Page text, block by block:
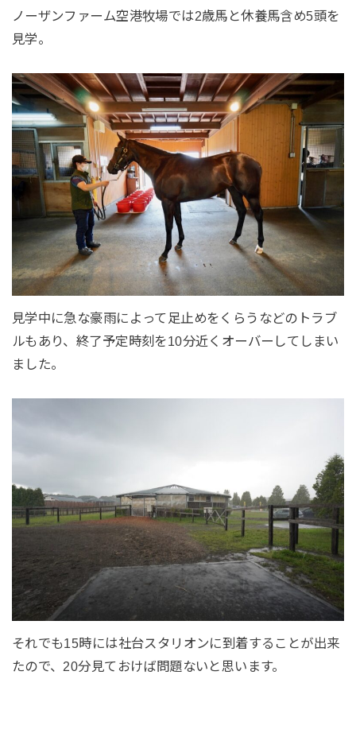
ノーザンファーム空港牧場では2歳馬と休養馬含め5頭を
見学。
見学中に急な豪雨によって足止めをくらうなどのトラブ
ルもあり、終了予定時刻を10分近くオーバーしてしまい
ました。
それでも15時には社台スタリオンに到着することが出来
たので、20分見ておけば問題ないと思います。